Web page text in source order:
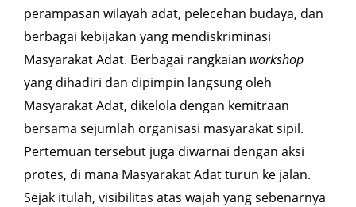
perampasan wilayah adat, pelecehan budaya, dan
berbagai kebijakan yang mendiskriminasi
Masyarakat Adat. Berbagai rangkaian workshop
yang dihadiri dan dipimpin langsung oleh
Masyarakat Adat, dikelola dengan kemitraan
bersama sejumlah organisasi masyarakat sipil.
Pertemuan tersebut juga diwarnai dengan aksi
protes, di mana Masyarakat Adat turun ke jalan.
Sejak itulah, visibilitas atas wajah yang sebenarnya